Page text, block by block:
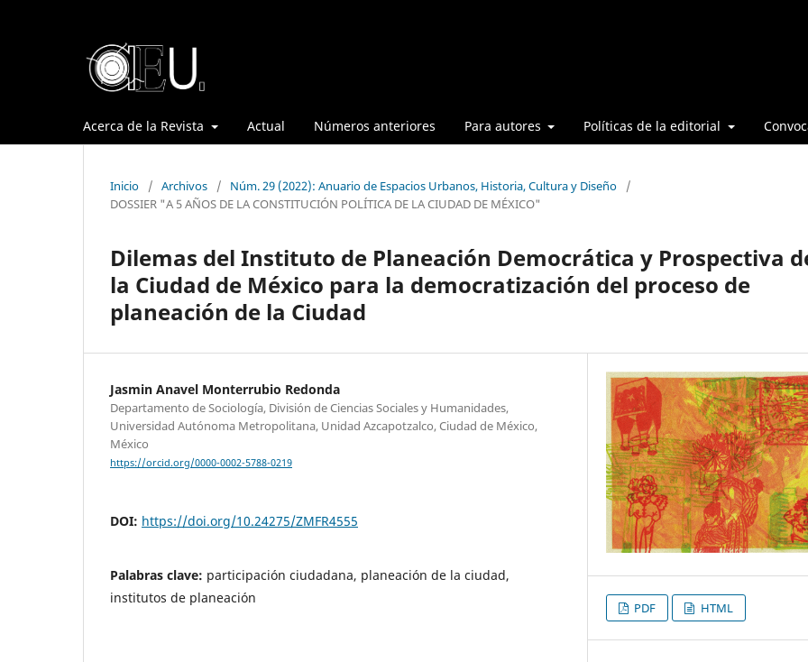
Acerca de la Revista Actual Números anteriores Para autores Políticas de la editorial
Inicio / Archivos / Núm. 29 (2022): Anuario de Espacios Urbanos, Historia, Cultura y Diseño
/
DOSSIER "A 5 AÑOS DE LA CONSTITUCIÓN POLÍTICA DE LA CIUDAD DE MÉXICO"
Dilemas del Instituto de Planeación Democrática y Prospectiva
la Ciudad de México para la democratización del proceso de
planeación de la Ciudad
Jasmin Anavel Monterrubio Redonda
Departamento de Sociología, División de Ciencias Sociales y Humanidades,
Universidad Autónoma Metropolitana, Unidad Azcapotzalco, Ciudad de México,
México
https://orcid.org/0000-0002-5788-0219
DOI: https://doi.org/10.24275/ZMFR4555
Palabras clave: participación ciudadana, planeación de la ciudad,
institutos de planeación
PDF HTML